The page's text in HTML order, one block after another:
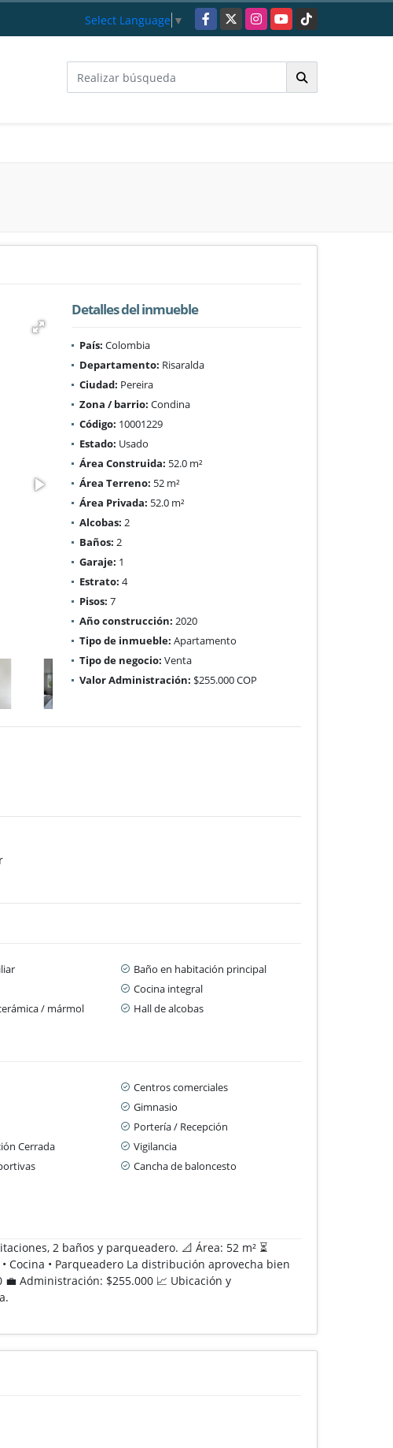
Select Language ▼ Facebook
X InstagramYouTubeTikTok
Detalles del inmueble
País: Colombia
Departamento: Risaralda
Ciudad: Pereira
Zona / barrio: Condina
Código: 10001229
Estado: Usado
Área Construida: 52.0 m²
Área Terreno: 52 m²
Área Privada: 52.0 m²
Alcobas: 2
Baños: 2
Garaje: 1
Estrato: 4
Pisos: 7
Año construcción: 2020
Tipo de inmueble: Apartamento
Tipo de negocio: Venta
Valor Administración: $255.000 COP
Baño en habitación principal
Cocina integral
/ mármol Hall de alcobas
Centros comerciales
Gimnasio
Portería / Recepción
Cerrada
Vigilancia
Cancha de baloncesto
2 baños y parqueadero. 📐 Área: 52 m² ⏳
Cocina • Parqueadero La distribución aprovecha bien
Administración: $255.000 📈 Ubicación y